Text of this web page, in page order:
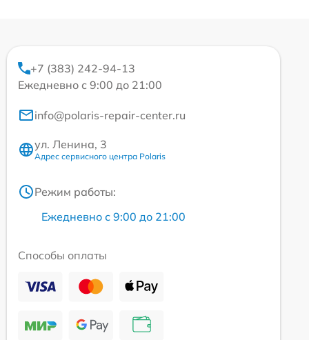
+7 (383) 242-94-13
Ежедневно с 9:00 до 21:00
info@polaris-repair-center.ru
ул. Ленина, 3
Адрес сервисного центра Polaris
Режим работы:
Ежедневно с 9:00 до 21:00
Способы оплаты